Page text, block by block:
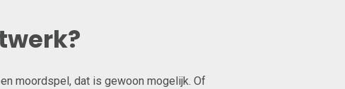
moordspel, dat is gewoon mogelijk. Of